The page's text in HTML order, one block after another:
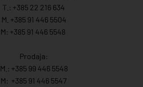
T.: +385 22 216 634
M. +385 91 446 5504
M: +385 91 446 5548
Prodaja:
M.: +385 99 446 5548
M: +385 91 446 5547